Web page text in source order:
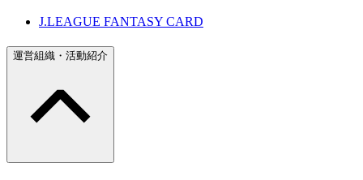
J.LEAGUE FANTASY CARD
運営組織・活動紹介